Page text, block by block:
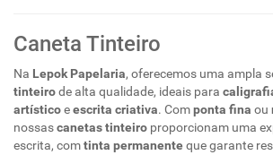
Caneta Tinteiro
Na Lepok Papelaria, oferecemos uma ampla
tinteirode alta qualidade, ideais para
artísticoeescrita criativa. Componta fina ou
nossascanetas tinteiro proporcionam uma
escrita, comtinta permanenteque garante